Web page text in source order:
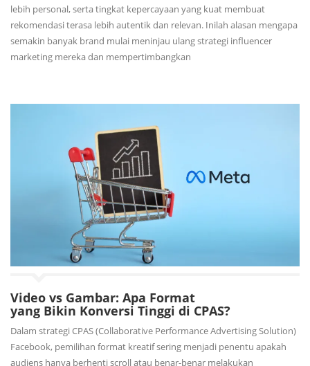
lebih personal, serta tingkat kepercayaan yang kuat membuat
rekomendasi terasa lebih autentik dan relevan. Inilah alasan mengapa
semakin banyak brand mulai meninjau ulang strategi influencer
marketing mereka dan mempertimbangkan
Video vs Gambar: Apa Format
yang Bikin Konversi Tinggi di CPAS?
Dalam strategi CPAS (Collaborative Performance Advertising Solution)
Facebook, pemilihan format kreatif sering menjadi penentu apakah
audiens hanya berhenti scroll atau benar-benar melakukan